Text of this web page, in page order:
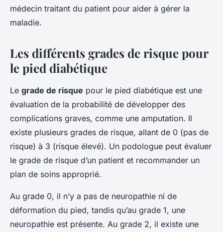
médecin traitant du patient pour aider à gérer la
maladie.
Les différents grades de risque pour
le pied diabétique
Le grade de risque pour le pied diabétique est une
évaluation de la probabilité de développer des
complications graves, comme une amputation. Il
existe plusieurs grades de risque, allant de 0 (pas de
risque) à 3 (risque élevé). Un podologue peut évaluer
le grade de risque d’un patient et recommander un
plan de soins approprié.
Au grade 0, il n’y a pas de neuropathie ni de
déformation du pied, tandis qu’au grade 1, une
neuropathie est présente. Au grade 2, il existe une